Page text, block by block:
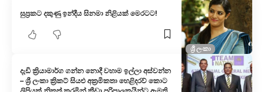
ශ්‍රී ලංකා
සුප්‍රකට දකුණු ඉන්දීය සිනමා නිළියක් මෙරටට!
දැඩි ක්‍රියාමාර්ග ගන්න නොදී වහාම ඉල්ලා අස්වන්න
– ශ්‍රී ලංකා ක්‍රිකට් සියළු අක්‍රමිකතා හෙළිදරව් කොට